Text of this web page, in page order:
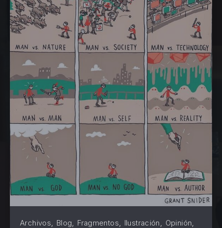
Archivos Blog Fragmentos Ilustración Opinión